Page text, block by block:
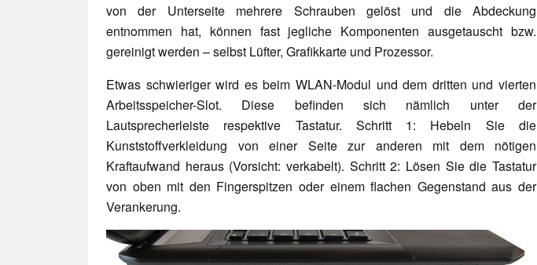
von der Unterseite mehrere Schrauben gelöst und die Abdeckung
entnommen hat, können fast jegliche Komponenten ausgetauscht bzw.
gereinigt werden – selbst Lüfter, Grafikkarte und Prozessor.
Etwas schwieriger wird es beim WLAN-Modul und dem dritten und vierten
Arbeitsspeicher-Slot. Diese befinden sich nämlich unter der
Lautsprecherleiste respektive Tastatur. Schritt 1: Hebeln Sie die
Kunststoffverkleidung von einer Seite zur anderen mit dem nötigen
Kraftaufwand heraus (Vorsicht: verkabelt). Schritt 2: Lösen Sie die Tastatur
von oben mit den Fingerspitzen oder einem flachen Gegenstand aus der
Verankerung.